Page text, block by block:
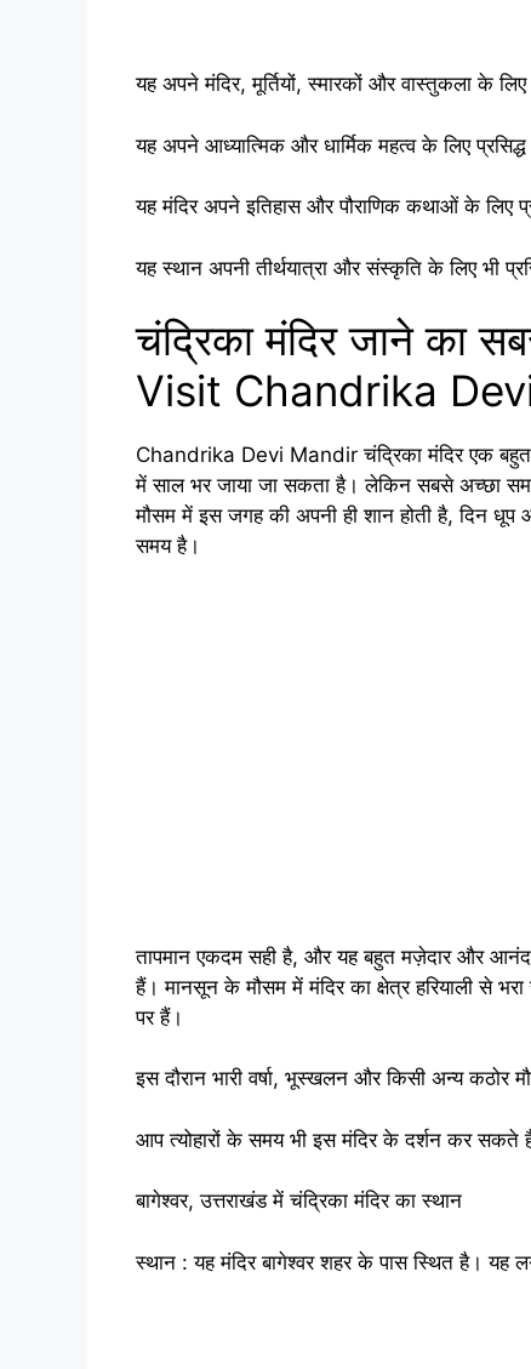
यह अपने मंदिर, मूर्तियों, स्मारकों और वास्तुकला के लिए
यह अपने आध्यात्मिक और धार्मिक महत्व के लिए प्रसिद्ध
यह मंदिर अपने इतिहास और पौराणिक कथाओं के लिए
यह स्थान अपनी तीर्थयात्रा और संस्कृति के लिए भी
चंद्रिका मंदिर जाने का
Visit Chandrika
Chandrika Devi Mandir चंद्रिका मंदिर एक बहुत
में साल भर जाया जा सकता है। लेकिन सबसे अच्छा
मौसम में इस जगह की अपनी ही शान होती है, दिन धूप
समय है।
तापमान एकदम सही है, और यह बहुत मज़ेदार और
हैं। मानसून के मौसम में मंदिर का क्षेत्र हरियाली से
पर हैं।
इस दौरान भारी वर्षा, भूस्खलन और किसी अन्य कठोर
आप त्योहारों के समय भी इस मंदिर के दर्शन कर सकते
बागेश्वर, उत्तराखंड में चंद्रिका मंदिर का स्थान
स्थान : यह मंदिर बागेश्वर शहर के पास स्थित है। यह